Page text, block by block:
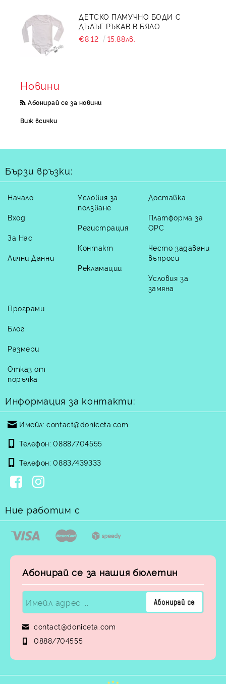
ДЕТСКО ПАМУЧНО БОДИ С
ДЪЛЪГ РЪКАВ В БЯЛО
€8.12
15.88лв.
Новини
Абонирай се за новини
Виж всички
Бързи връзки:
Начало
Вход
За Нас
Лични Данни
Условия за
ползване
Регистрация
Контакт
Рекламации
Доставка
Платформа за
ОРС
Често задавани
въпроси
Условия за
замяна
Програми
Блог
Размери
Отказ от
поръчка
Информация за контакти:
Имейл: contact@doniceta.com
Телефон: 0888/704555
Телефон: 0883/439333
Ние работим с
Абонирай се за нашия бюлетин
contact@doniceta.com
0888/704555